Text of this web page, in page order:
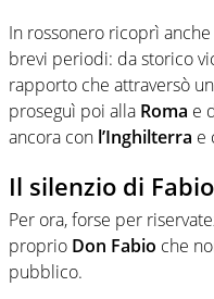
In rossonero ricoprì
brevi periodi: da storico
rapporto che attraversò
proseguì poi alla Roma e
ancora con l’Inghilterra e
Il silenzio di
Per ora, forse per
proprio Don Fabio che
pubblico.